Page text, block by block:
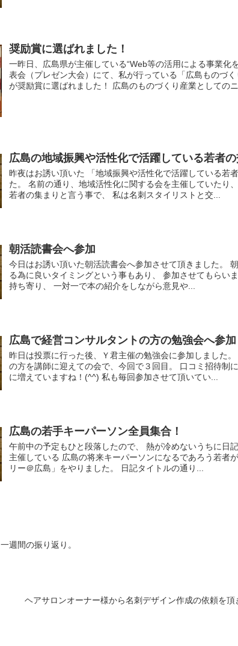
奨励賞に選ばれました！
一昨日、広島県が主催している“Web等の活用による事業化
表会（プレゼン大会）にて、私が行っている「広島ものづく
が奨励賞に選ばれました！ 広島のものづくり産業としてのニ
広島の地域振興や活性化で活躍している若者
昨夜はお誘い頂いた 「地域振興や活性化で活躍している若
た。 名前の通り、地域活性化に関する会を主催していたり
若者の集まりと言う事で、 私は名刺スタイリストと交...
朝活読書会へ参加
今日はお誘い頂いた朝活読書会へ参加させて頂きました。
る為に良いタイミングという事もあり、 参加させてもらい
持ち寄り、 一対一で本の紹介をしながら意見や...
広島で経営コンサルタントの方の勉強会へ参加
昨日は投票に行った後、Ｙ君主催の勉強会に参加しました
の方を講師に迎えての会で、今回で３回目。 口コミ招待制
に増えていますね！(^^) 私も毎回参加させて頂いてい...
広島の若手キーパーソン全員集合！
午前中の予定もひと段落したので、 熱が冷めないうちに日
主催している 広島の将来キーパーソンになるであろう若者
リー＠広島」をやりました。 日記タイトルの通り...
一週間の振り返り。
ヘアサロンオーナー様から名刺デザイン作成の依頼を頂